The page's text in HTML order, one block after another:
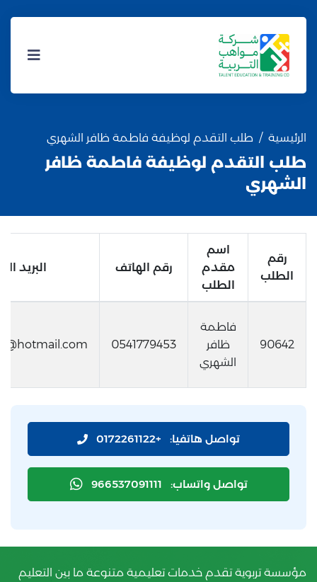
الرئيسية طلب التقدم لوظيفة فاطمة ظافر الشهري
طلب التقدم لوظيفة فاطمة ظافر
الشهري
رقم
الطلب
اسم
مقدم
الطلب
رقم الهاتف البريد
90642
فاطمة
ظافر
الشهري
0541779453
تواصل هاتفيا: +0172261122
تواصل واتساب: 966537091111
مؤسسة تربوية تقدم خدمات تعليمية متنوعة ما بين التعليم